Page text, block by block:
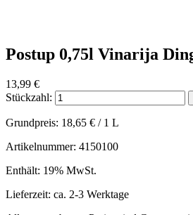
Postup 0,75l Vinarija
13,99 €
Stückzahl:
Grundpreis: 18,65 € / 1 L
Artikelnummer: 4150100
Enthält: 19% MwSt.
Lieferzeit: ca. 2-3 Werktage